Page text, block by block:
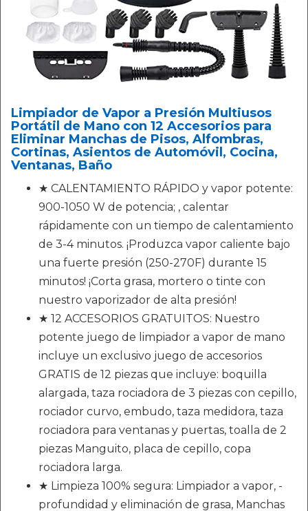
Limpiador de Vapor a Presión Multiusos
Portátil de Mano con 12 Accesorios para
Eliminar Manchas de Pisos, Alfombras,
Cortinas, Asientos de Automóvil, Cocina,
Ventanas, Baño
★ CALENTAMIENTO RÁPIDO y vapor potente:
900-1050 W de potencia; , calentar
rápidamente con un tiempo de calentamiento
de 3-4 minutos. ¡Produzca vapor caliente bajo
una fuerte presión (250-270F) durante 15
minutos! ¡Corta grasa, mortero o tinte con
nuestro vaporizador de alta presión!
★ 12 ACCESORIOS GRATUITOS: Nuestro
potente juego de limpiador a vapor de mano
incluye un exclusivo juego de accesorios
GRATIS de 12 piezas que incluye: boquilla
alargada, taza rociadora de 3 piezas con cepillo,
rociador curvo, embudo, taza medidora, taza
rociadora para ventanas y puertas, toalla de 2
piezas Manguito, placa de cepillo, copa
rociadora larga.
★ Limpieza 100% segura: Limpiador a vapor, -
profundidad y eliminación de grasa, Manchas